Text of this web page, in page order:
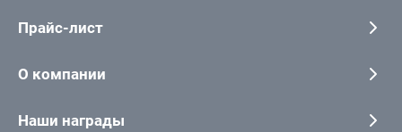
Прайс-лист
О компании
Наши награды